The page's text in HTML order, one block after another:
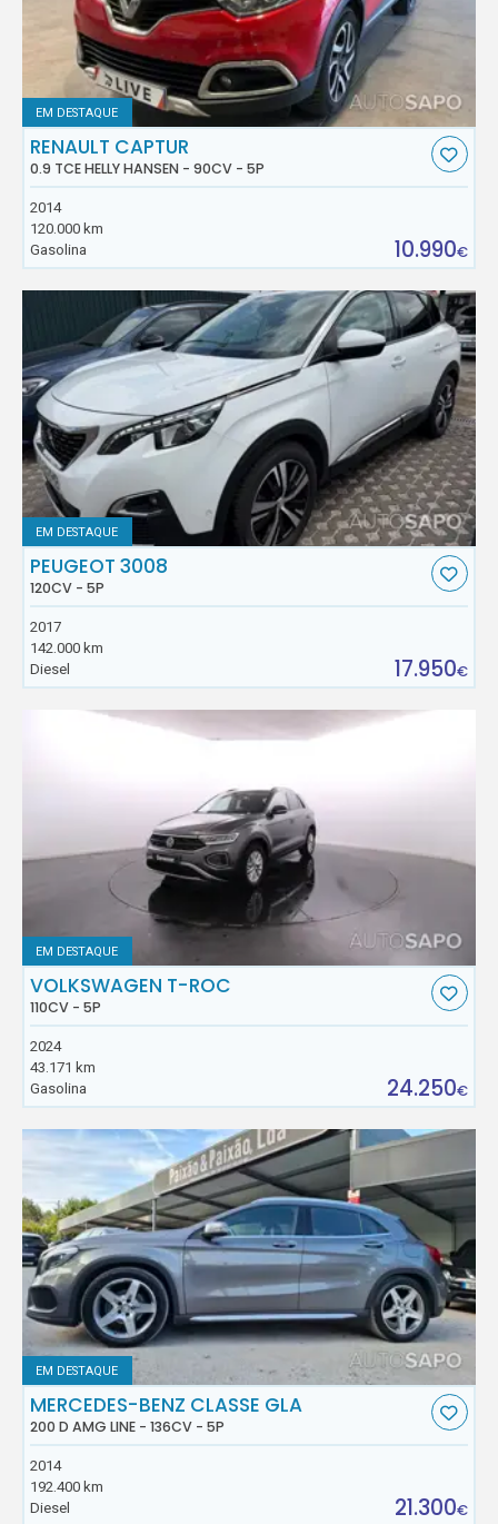
EM DESTAQUE
RENAULT CAPTUR
0.9 TCE HELLY HANSEN - 90CV - 5P
2014
120.000 km
Gasolina
10.990€
EM DESTAQUE
PEUGEOT 3008
120CV - 5P
2017
142.000 km
Diesel
17.950€
EM DESTAQUE
VOLKSWAGEN T-ROC
110CV - 5P
2024
43.171 km
Gasolina
24.250€
EM DESTAQUE
MERCEDES-BENZ CLASSE GLA
200 D AMG LINE - 136CV - 5P
2014
192.400 km
Diesel
21.300€